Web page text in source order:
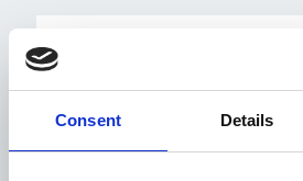
Consent Details
SPARTA BUSINESS CLUB
PRAHA FOTBAL, a.s.)
Detaily